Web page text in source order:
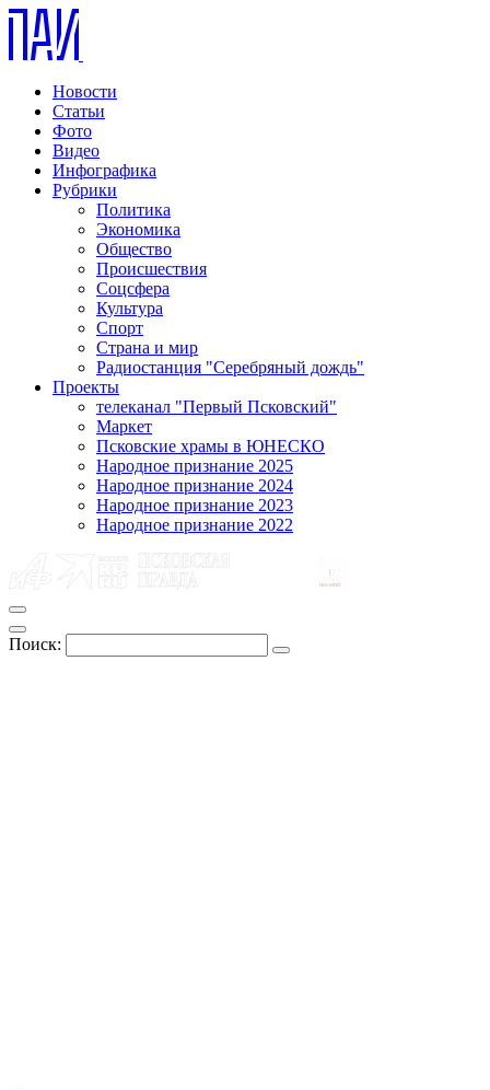
Новости
Статьи
Фото
Видео
Инфографика
Рубрики
Политика
Экономика
Общество
Происшествия
Соцсфера
Культура
Спорт
Страна и мир
Радиостанция "Серебряный дождь"
Проекты
телеканал "Первый Псковский"
Маркет
Псковские храмы в ЮНЕСКО
Народное признание 2025
Народное признание 2024
Народное признание 2023
Народное признание 2022
Поиск: